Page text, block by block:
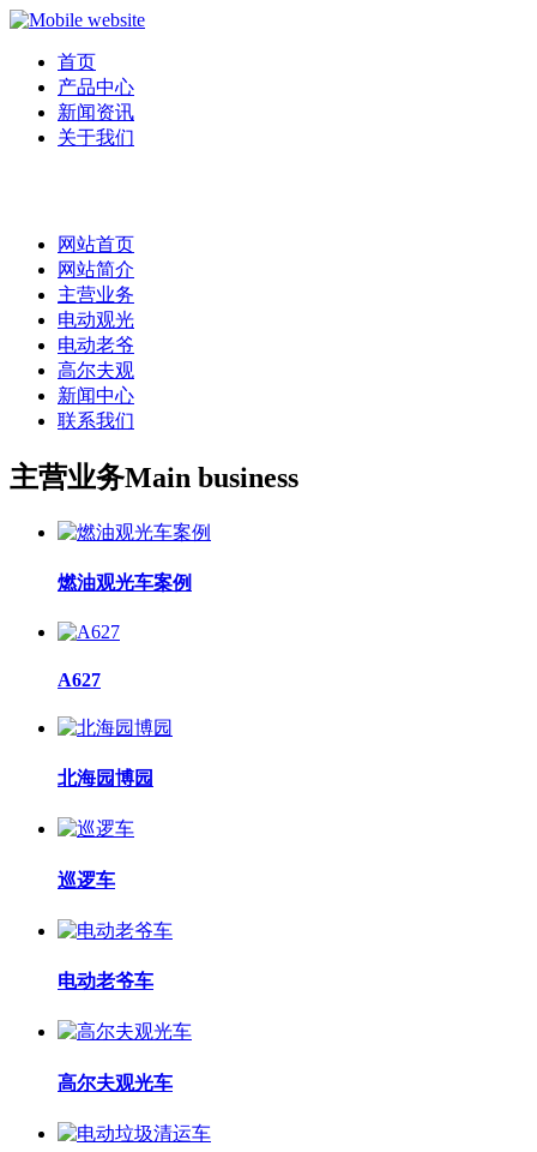
首页
产品中心
新闻资讯
关于我们
网站首页
网站简介
主营业务
电动观光
电动老爷
高尔夫观
新闻中心
联系我们
主营业务Main business
燃油观光车案例
A627
北海园博园
巡逻车
电动老爷车
高尔夫观光车